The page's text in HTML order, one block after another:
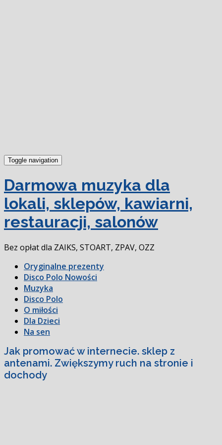
Toggle navigation
Darmowa muzyka dla
lokali, sklepów, kawiarni,
restauracji, salonów
Bez opłat dla ZAIKS, STOART, ZPAV, OZZ
Oryginalne prezenty
Disco Polo Nowości
Muzyka
Disco Polo
O miłości
Dla Dzieci
Na sen
Jak promować w internecie. sklep z
antenami. Zwiększymy ruch na stronie i
dochody